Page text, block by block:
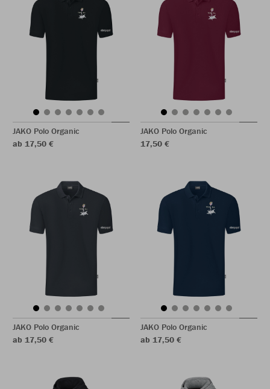
JAKO Polo Organic
ab 17,50 €
JAKO Polo Organic
17,50 €
JAKO Polo Organic
ab 17,50 €
JAKO Polo Organic
ab 17,50 €